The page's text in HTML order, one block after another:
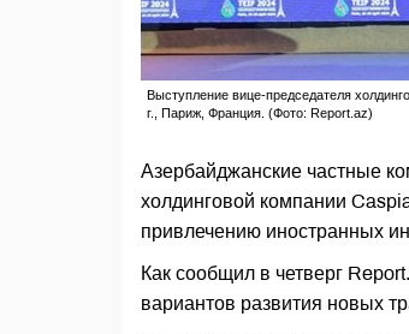
Выступление вице-председателя
г., Париж, Франция. (Фото: Report.az)
Азербайджанские частные
холдинговой компании
привлечению иностранных
Как сообщил в четверг
вариантов развития новых